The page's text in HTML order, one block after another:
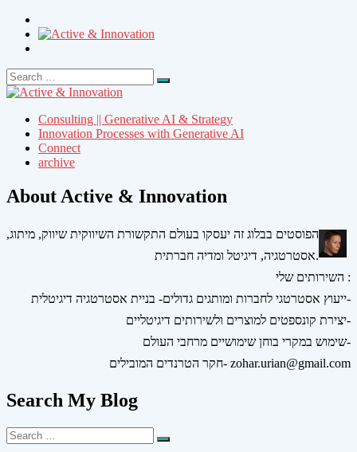
Search
for:
Search
Consulting || Generative AI & Strategy
Innovation Processes with Generative AI
Connect
archive
About Active & Innovation
הפוסטים בבלוג זה יעסקו בעולם התקשורת השיווקית שיווק, מיתוג,
אסטרטגיה, דיגיטל ומדיה חברתית.
השירותים שלי :
ייעוץ אסטרטגי לחברות ומותגים גדולים- בניית אסטרטגיה דיגיטלית-
יצירת קונספטים למוצרים ולשירותים דיגיטליים-
שימוש במקרי בוחן שימושיים מרחבי העולם-
חקר הטרנדים המובילים- zohar.urian@gmail.com
Search My Blog
Search
for:
Search